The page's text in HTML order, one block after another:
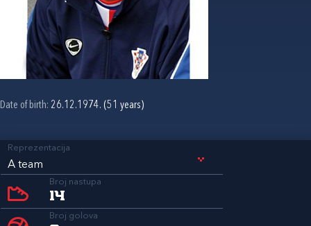
Date of birth: 26.12.1974. (51 years)
Reprezentacija
A team
Broj nastupa
14
Broj golova